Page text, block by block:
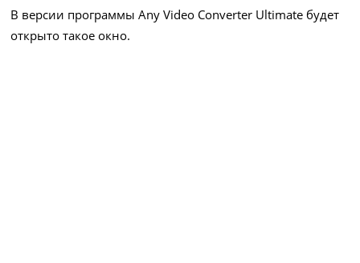
В версии программы Any Video Converter Ultimate будет
открыто такое окно.